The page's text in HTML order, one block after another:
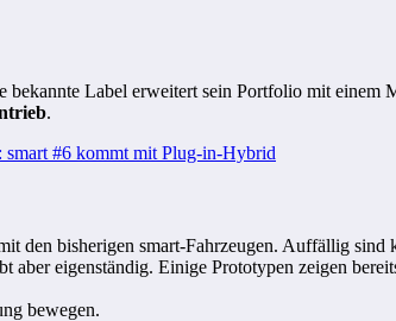
Label erweitert sein Portfolio mit einem
.
den bisherigen smart-Fahrzeugen. Auffällig
aber eigenständig. Einige Prototypen zeigen
bewegen.